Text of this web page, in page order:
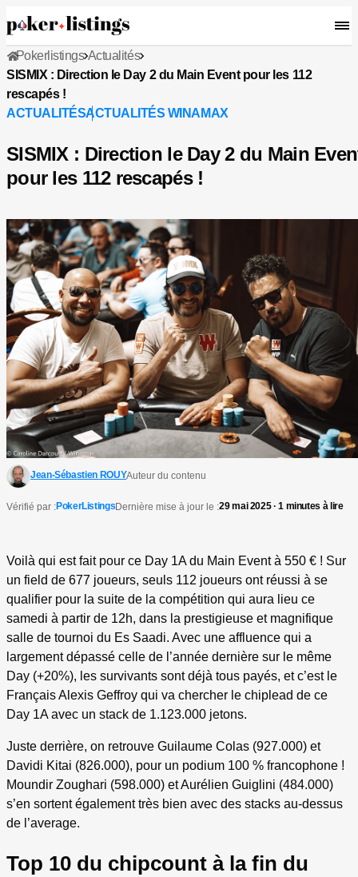
Pokerlistings Actualités
SISMIX : Direction le Day 2 du Main Event pour les 112
rescapés !
ACTUALITÉSACTUALITÉS WINAMAX
SISMIX : Direction le Day 2 du Main
pour les 112 rescapés !
Jean-Sébastien ROUYAuteur du contenu
Vérifié par :PokerListingsDernière mise à jour le :29 mai 2025 · 1 minutes à lire
Voilà qui est fait pour ce Day 1A du Main Event à 550 € ! Sur
un field de 677 joueurs, seuls 112 joueurs ont réussi à se
qualifier pour la suite de la compétition qui aura lieu ce
samedi à partir de 12h, dans la prestigieuse et magnifique
salle de tournoi du Es Saadi. Avec une affluence qui a
largement dépassé celle de l’année dernière sur le même
Day (+20%), les survivants sont déjà tous payés, et c’est le
Français Alexis Geffroy qui va chercher le chiplead de ce
Day 1A avec un stack de 1.123.000 jetons.
Juste derrière, on retrouve Guilaume Colas (927.000) et
Davidi Kitai (826.000), pour un podium 100 % francophone !
Moundir Zoughari (598.000) et Aurélien Guiglini (484.000)
s’en sortent également très bien avec des stacks au-dessus
de l’average.
Top 10 du chipcount à la fin du